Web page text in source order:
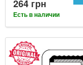
264 грн
Есть в наличии